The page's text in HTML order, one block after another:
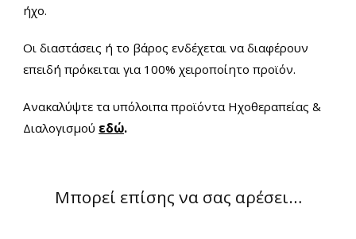
ήχο.
Οι διαστάσεις ή το βάρος ενδέχεται να διαφέρουν
επειδή πρόκειται για 100% χειροποίητο προϊόν.
Ανακαλύψτε τα υπόλοιπα προϊόντα Ηχοθεραπείας &
Διαλογισμού εδώ.
Μπορεί επίσης να σας αρέσει…